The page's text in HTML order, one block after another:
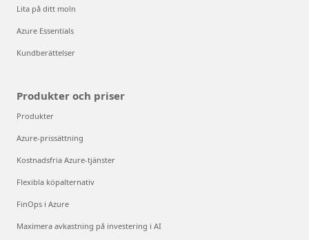
Lita på ditt moln
Azure Essentials
Kundberättelser
Produkter och priser
Produkter
Azure-prissättning
Kostnadsfria Azure-tjänster
Flexibla köpalternativ
FinOps i Azure
Maximera avkastning på investering i AI